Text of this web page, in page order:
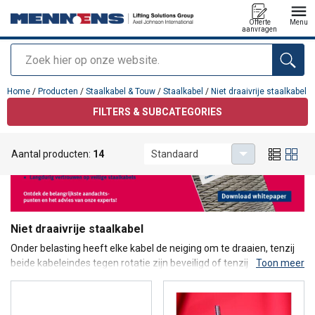
Zoeken
Offerte
aanvragen
Menu
toegevoegd aan uw offerte
Home / Producten / Staalkabel & Touw / Staalkabel / Niet draaivrije staalkabel
FILTERS & SUBCATEGORIES
Niet draaivrije staalkabel
Onder belasting heeft elke kabel de neiging om te draaien, tenzij
beide kabeleindes tegen rotatie zijn beveiligd of tenzij draaivrije
en de buitenmantel in dezelfde richting geslagen. Deze
kabeltypes mogen dus niet in combinatie met een draaiwartel
Toon meer
Aantal producten: 14 Standaard